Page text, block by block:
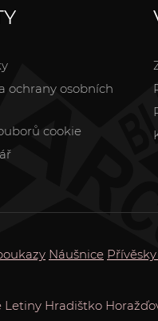
ochrany osobních
cookie
Náušnice
Letiny Hradištko